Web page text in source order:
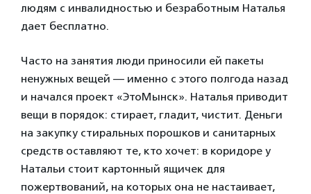
людям с инвалидностью и безработным Наталья
дает бесплатно.
Часто на занятия люди приносили ей пакеты
ненужных вещей — именно с этого полгода назад
и начался проект «ЭтоМынск». Наталья приводит
вещи в порядок: стирает, гладит, чистит. Деньги
на закупку стиральных порошков и санитарных
средств оставляют те, кто хочет: в коридоре у
Натальи стоит картонный ящичек для
пожертвований, на которых она не настаивает,